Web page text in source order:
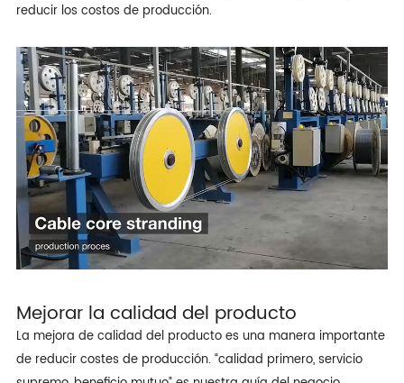
reducir los costos de producción.
Mejorar la calidad del producto
La mejora de calidad del producto es una manera importante
de reducir costes de producción. “calidad primero, servicio